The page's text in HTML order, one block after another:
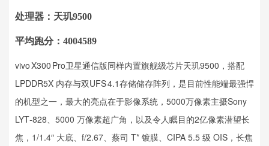
处理器：天玑9500
平均跑分：4004589
vivo X300 Pro卫星通信版同样内置旗舰级芯片天玑9500，搭配
LPDDR5X 内存与双UFS 4.1存储储存阵列，是目前性能端最强悍
的机型之一，最大的亮点在于影像系统，5000万像素主摄Sony
LYT‑828、5000 万像素超广角，以及令人瞩目的2亿像素潜望长
焦，1/1.4″ 大底、f/2.67、蔡司 T* 镀膜、CIPA 5.5 级 OIS，长焦